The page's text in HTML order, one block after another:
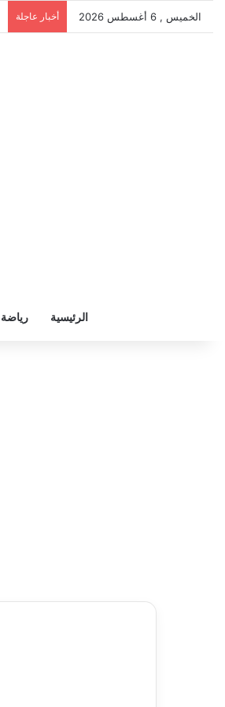
الخميس , 6 أغسطس 2026 أخبار عاجلة
الرئيسية رياضة